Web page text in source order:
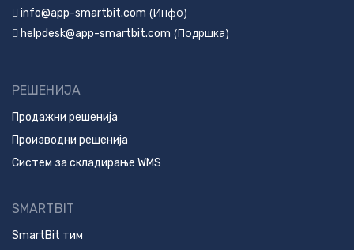
info@app-smartbit.com (Инфо)
helpdesk@app-smartbit.com (Подршка)
РЕШЕНИЈА
Продажни решенија
Производни решенија
Систем за складирање WMS
SMARTBIT
SmartBit тим